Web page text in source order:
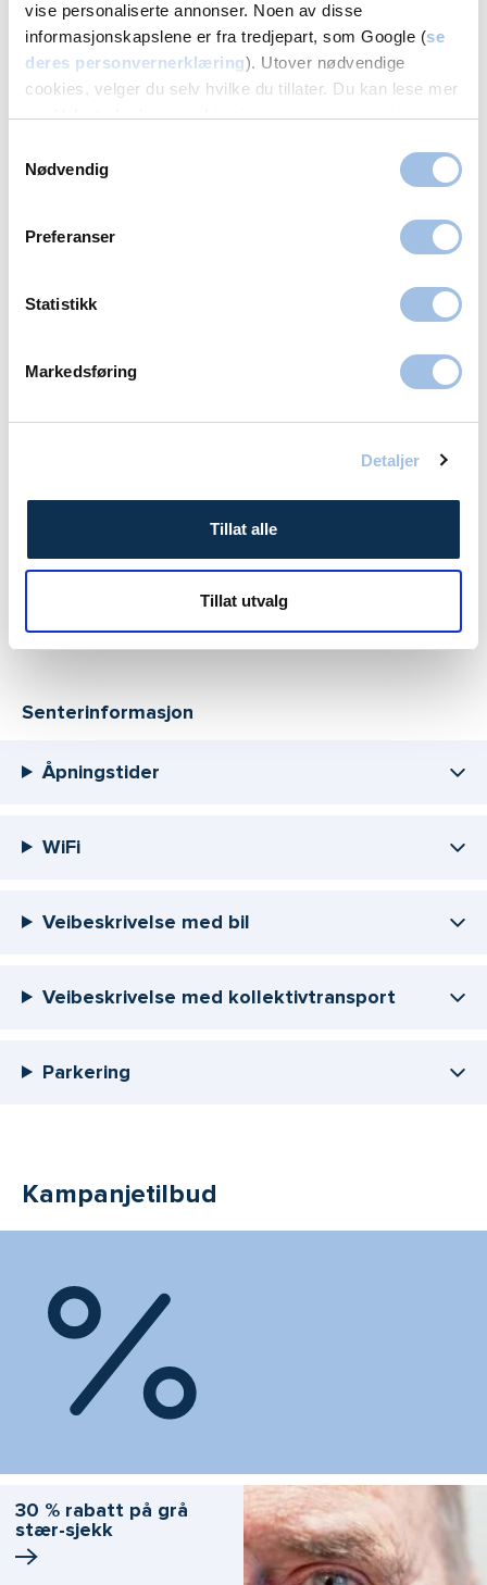
vise personaliserte annonser. Noen av disse
informasjonskapslene er fra tredjepart, som Google (se
deres personvernerklæring). Utover nødvendige
cookies, velger du selv hvilke du tillater. Du kan lese mer
om Volvats bruk av cookies ivår personvernerklæring.
Nødvendig
Preferanser
Statistikk
Markedsføring
Detaljer
Tillat alle
Tillat utvalg
Volvat - her for deg
For å se YouTube-video må du samtykke
tilGoogle sin personverneklæring
Les mer om Volvat-gruppen
Senterinformasjon
Åpningstider
WiFi
Veibeskrivelse med bil
Veibeskrivelse med kollektivtransport
Parkering
Kampanjetilbud
30 % rabatt på grå
stær-sjekk